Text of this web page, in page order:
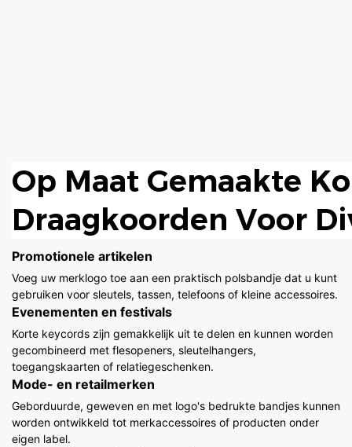
Op Maat Gemaakte
Draagkoorden Voor
Toepassingen
Promotionele artikelen
Voeg uw merklogo toe aan een praktisch polsbandje dat u kunt
gebruiken voor sleutels, tassen, telefoons of kleine accessoires.
Evenementen en festivals
Korte keycords zijn gemakkelijk uit te delen en kunnen worden
gecombineerd met flesopeners, sleutelhangers,
toegangskaarten of relatiegeschenken.
Mode- en retailmerken
Geborduurde, geweven en met logo's bedrukte bandjes kunnen
worden ontwikkeld tot merkaccessoires of producten onder
eigen label.